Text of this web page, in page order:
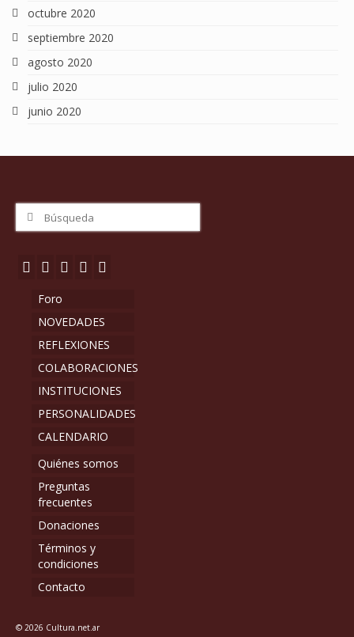
octubre 2020
septiembre 2020
agosto 2020
julio 2020
junio 2020
Buscar
Foro
NOVEDADES
REFLEXIONES
COLABORACIONES
INSTITUCIONES
PERSONALIDADES
CALENDARIO
Quiénes somos
Preguntas
frecuentes
Donaciones
Términos y
condiciones
Contacto
© 2026 Cultura.net.ar